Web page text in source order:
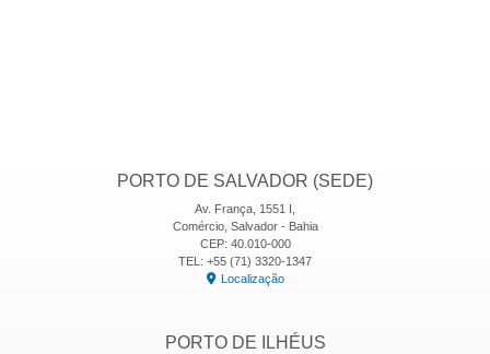
PORTO DE SALVADOR (SEDE)
Av. França, 1551 I,
Comércio, Salvador - Bahia
CEP: 40.010-000
TEL: +55 (71) 3320-1347
Localização
PORTO DE ILHÉUS